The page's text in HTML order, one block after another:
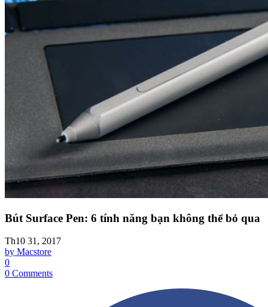
Bút Surface Pen: 6 tính năng bạn không thể bỏ qua
Th10 31, 2017
by Macstore
0
0 Comments